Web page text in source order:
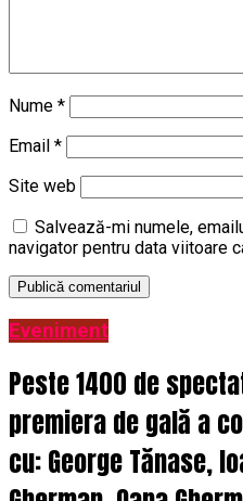
Nume *
Email *
Site web
Salvează-mi numele,
navigator pentru data viitoare
Eveniment
Peste 1400 de
premiera de gală a
cu: George Tănase,